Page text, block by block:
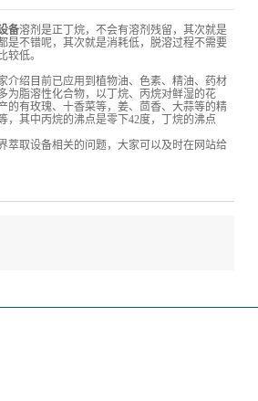
备溶剂是正丁烷，不会有溶剂残留，其次就是
是不错呢，其次就是消耗低，脱溶过程不需要
低。
介绍目前已应用到植物油、色素、精油、药材
为脂溶性化合物，以丁烷、丙烷对鲜湿的花
的有玫瑰、十香菜等，姜、茴香、大蒜等的精
其中丙烷的沸点是零下42度，丁烷的沸点
萃取设备相关的问题，大家可以及时在网站给